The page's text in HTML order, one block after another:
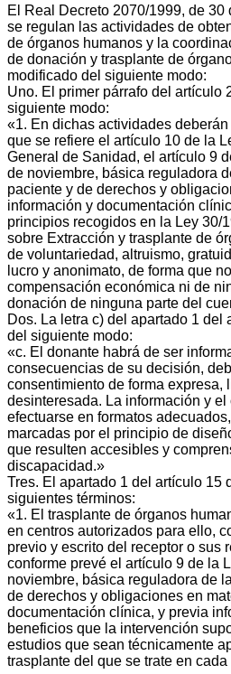
El Real Decreto 2070/1999, de 30
se regulan las actividades de
de órganos humanos y la
de donación y trasplante de
modificado del siguiente modo:
Uno. El primer párrafo del artículo
siguiente modo:
«1. En dichas actividades
que se refiere el artículo 10 de la
General de Sanidad, el artículo 9
de noviembre, básica reguladora
paciente y de derechos y
información y documentación
principios recogidos en la Ley 30/
sobre Extracción y trasplante de
de voluntariedad, altruismo,
lucro y anonimato, de forma que
compensación económica ni de
donación de ninguna parte del
Dos. La letra c) del apartado 1 del
del siguiente modo:
«c. El donante habrá de ser
consecuencias de su decisión,
consentimiento de forma expresa,
desinteresada. La información y
efectuarse en formatos
marcadas por el principio de
que resulten accesibles y
discapacidad.»
Tres. El apartado 1 del artículo 15
siguientes términos:
«1. El trasplante de órganos
en centros autorizados para ello,
previo y escrito del receptor o sus
conforme prevé el artículo 9 de la
noviembre, básica reguladora de
de derechos y obligaciones en
documentación clínica, y previa
beneficios que la intervención
estudios que sean técnicamente
trasplante del que se trate en cada